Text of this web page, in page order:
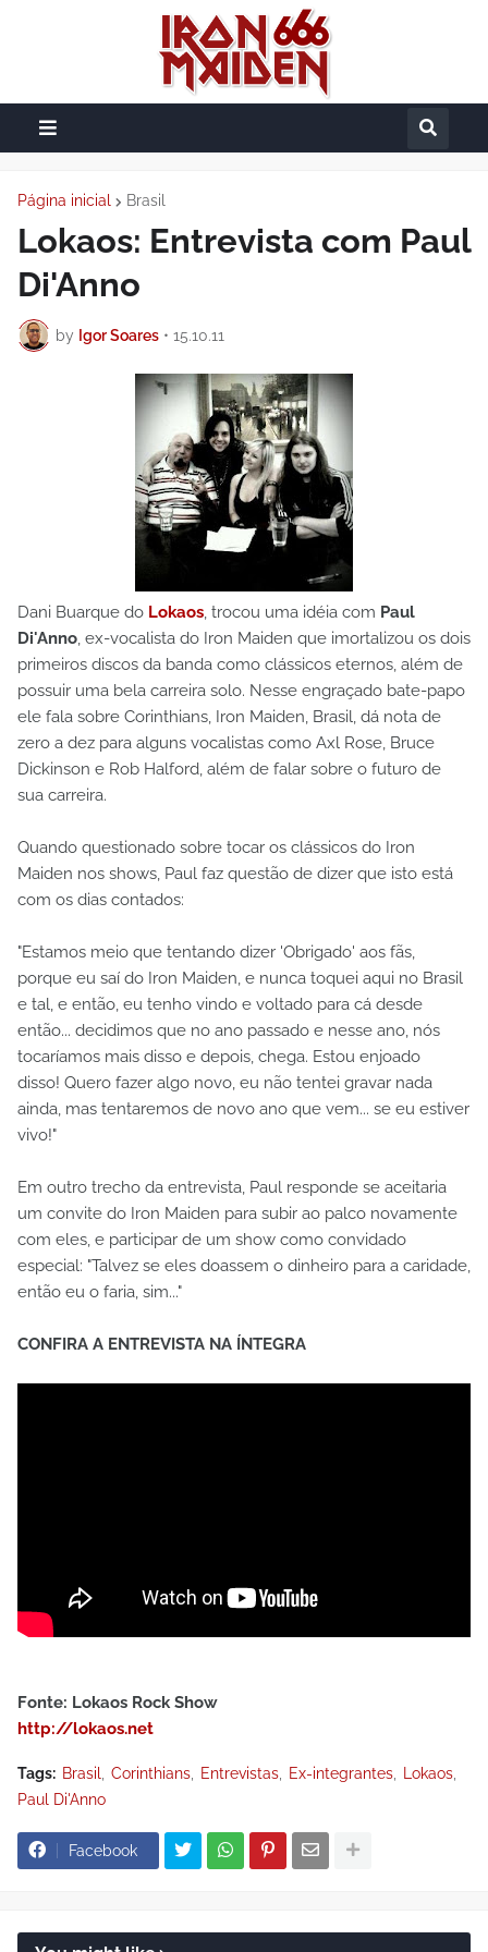
Página inicial Brasil
Lokaos: Entrevista com Paul
Di'Anno
by Igor Soares • 15.10.11
Dani Buarque do Lokaos, trocou uma idéia com Paul
Di'Anno, ex-vocalista do Iron Maiden que imortalizou os dois
primeiros discos da banda como clássicos eternos, além de
possuir uma bela carreira solo. Nesse engraçado bate-papo
ele fala sobre Corinthians, Iron Maiden, Brasil, dá nota de
zero a dez para alguns vocalistas como Axl Rose, Bruce
Dickinson e Rob Halford, além de falar sobre o futuro de
sua carreira.
Quando questionado sobre tocar os clássicos do Iron
Maiden nos shows, Paul faz questão de dizer que isto está
com os dias contados:
"Estamos meio que tentando dizer 'Obrigado' aos fãs,
porque eu saí do Iron Maiden, e nunca toquei aqui no Brasil
e tal, e então, eu tenho vindo e voltado para cá desde
então... decidimos que no ano passado e nesse ano, nós
tocaríamos mais disso e depois, chega. Estou enjoado
disso! Quero fazer algo novo, eu não tentei gravar nada
ainda, mas tentaremos de novo ano que vem... se eu estiver
vivo!"
Em outro trecho da entrevista, Paul responde se aceitaria
um convite do Iron Maiden para subir ao palco novamente
com eles, e participar de um show como convidado
especial: "Talvez se eles doassem o dinheiro para a caridade,
então eu o faria, sim..."
CONFIRA A ENTREVISTA NA ÍNTEGRA
Fonte: Lokaos Rock Show
http://lokaos.net
Tags: Brasil Corinthians Entrevistas Ex-integrantes
Lokaos
Paul Di'Anno
Facebook